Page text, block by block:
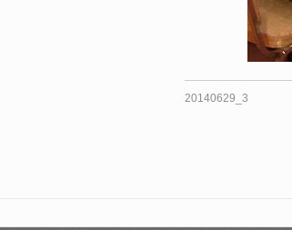
20140629_3